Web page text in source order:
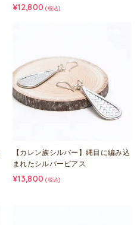
¥12,800 (税込)
【カレン族シルバー】縄目に編み込
まれたシルバーピアス
¥13,800 (税込)